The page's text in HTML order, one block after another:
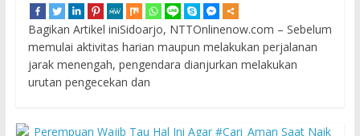
Bagikan Artikel iniSidoarjo, NTTOnlinenow.com – Sebelum
memulai aktivitas harian maupun melakukan perjalanan
jarak menengah, pengendara dianjurkan melakukan
urutan pengecekan dan